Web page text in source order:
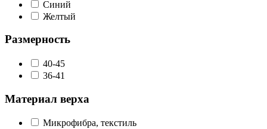
Синий
Желтый
Размерность
40-45
36-41
Материал верха
Микрофибра, текстиль